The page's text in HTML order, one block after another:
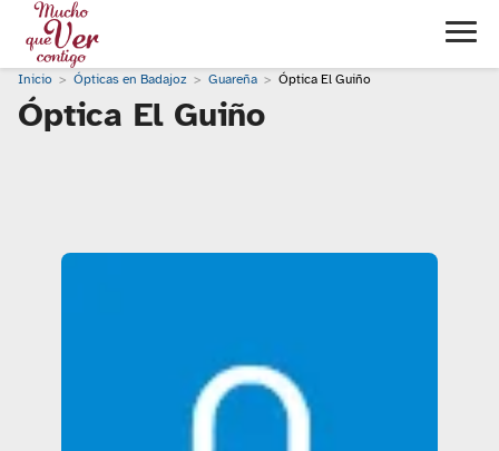
Inicio Ópticas en Badajoz Guareña Óptica El Guiño
Óptica El Guiño